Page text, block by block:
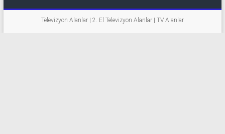
Televizyon Alanlar | 2. El Televizyon Alanlar | TV Alanlar